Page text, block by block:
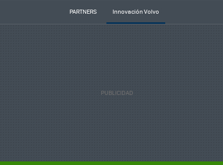
PARTNERS Innovación Volvo